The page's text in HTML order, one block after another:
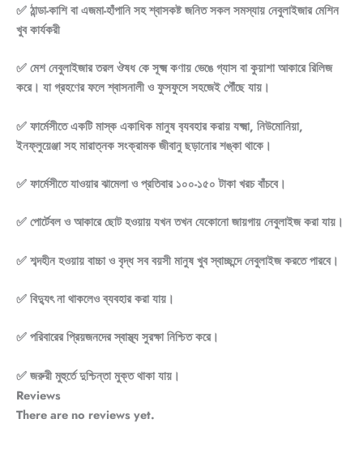
✅ ঠান্ডা-কাশি বা এজমা-হাঁপানি সহ শ্বাসকষ্ট জনিত সকল সমস্যায় নেবুলাইজার মেশিন
খুব কার্যকরী
✅ মেশ নেবুলাইজার তরল ঔষধ কে সূক্ষ্ম কণায় ভেঙে গ্যাস বা কুয়াশা আকারে রিলিজ
করে। যা গ্রহণের ফলে শ্বাসনালী ও ফুসফুসে সহজেই পৌঁছে যায়।
✅ ফার্মেসীতে একটি মাস্ক একাধিক মানুষ ব‍্যবহার করায় যক্ষ্মা, নিউমোনিয়া,
ইনফ্লুয়েঞ্জা সহ মারাত্নক সংক্রামক জীবানু ছড়ানোর শঙ্কা থাকে।
✅ ফার্মেসীতে যাওয়ার ঝামেলা ও প্রতিবার ১০০-১৫০ টাকা খরচ বাঁচবে।
✅ পোর্টেবল ও আকারে ছোট হওয়ায় যখন তখন যেকোনো জায়গায় নেবুলাইজ করা যায়।
✅ শব্দহীন হওয়ায় বাচ্চা ও বৃদ্ধ সব বয়সী মানুষ খুব স্বাচ্ছন্দে নেবুলাইজ করতে পারবে।
✅ বিদ্যুৎ না থাকলেও ব্যবহার করা যায়।
✅ পরিবারের প্রিয়জনদের স্বাস্থ্য সুরক্ষা নিশ্চিত করে।
✅ জরুরী মুহুর্তে দুশ্চিন্তা মুক্ত থাকা যায়।
Reviews
There are no reviews yet.